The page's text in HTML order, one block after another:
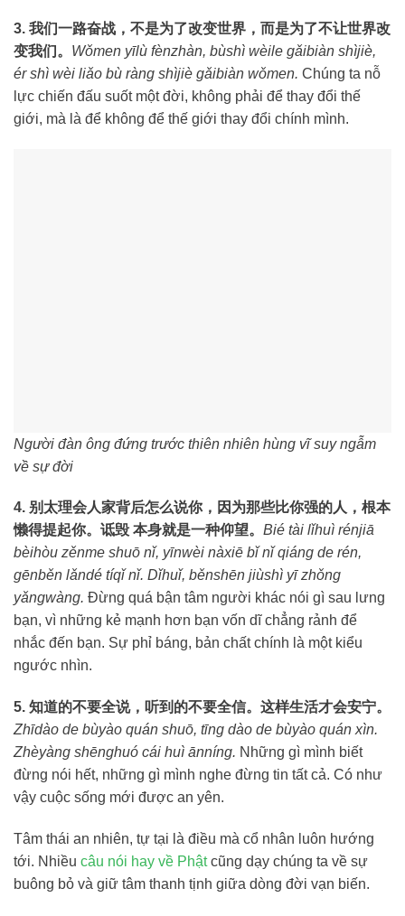
3. 我们一路奋战，不是为了改变世界，而是为了不让世界改
变我们。 Wǒmen yīlù fènzhàn, bùshì wèile gǎibiàn shìjiè,
ér shì wèi liǎo bù ràng shìjiè gǎibiàn wǒmen. Chúng ta nỗ
lực chiến đấu suốt một đời, không phải để thay đổi thế
giới, mà là để không để thế giới thay đổi chính mình.
Người đàn ông đứng trước thiên nhiên hùng vĩ suy ngẫm
về sự đời
4. 别太理会人家背后怎么说你，因为那些比你强的人，根本
懒得提起你。诋毁 本身就是一种仰望。 Bié tài lǐhuì rénjiā
bèihòu zěnme shuō nǐ, yīnwèi nàxiē bǐ nǐ qiáng de rén,
gēnběn lǎndé tíqǐ nǐ. Dǐhuǐ, běnshēn jiùshì yī zhǒng
yǎngwàng. Đừng quá bận tâm người khác nói gì sau lưng
bạn, vì những kẻ mạnh hơn bạn vốn dĩ chẳng rảnh để
nhắc đến bạn. Sự phỉ báng, bản chất chính là một kiểu
ngước nhìn.
5. 知道的不要全说，听到的不要全信。这样生活才会安宁。
Zhīdào de bùyào quán shuō, tīng dào de bùyào quán xìn.
Zhèyàng shēnghuó cái huì ānníng. Những gì mình biết
đừng nói hết, những gì mình nghe đừng tin tất cả. Có như
vậy cuộc sống mới được an yên.
Tâm thái an nhiên, tự tại là điều mà cổ nhân luôn hướng
tới. Nhiều câu nói hay về Phậtcũng dạy chúng ta về sự
buông bỏ và giữ tâm thanh tịnh giữa dòng đời vạn biến.